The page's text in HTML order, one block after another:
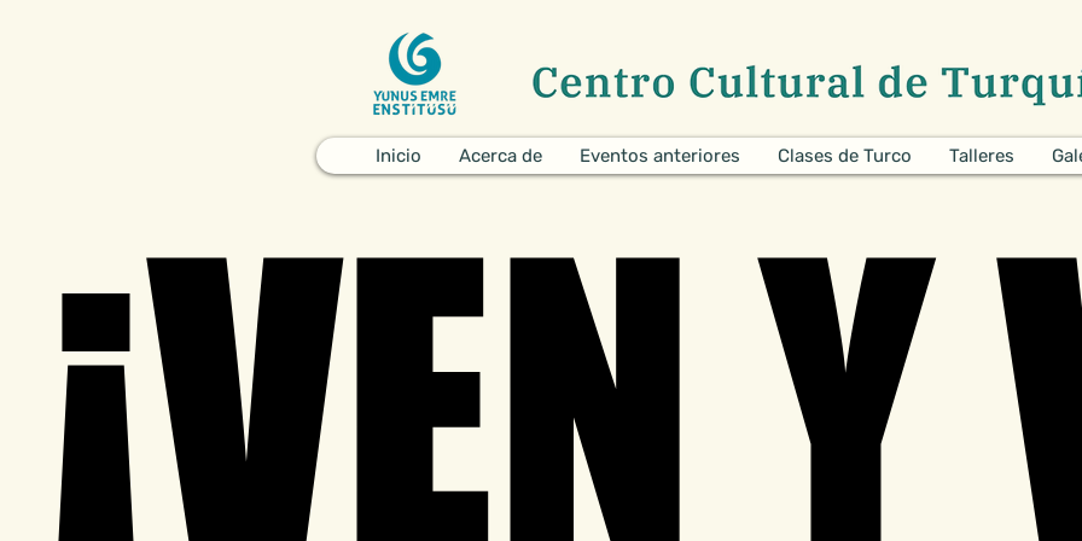
Inicio Acerca de Eventos anteriores Clases de Turco Talleres
¡VEN
¡VEN